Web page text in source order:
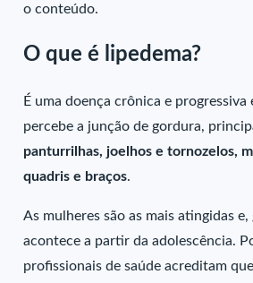
o conteúdo.
O que é lipedema?
É uma doença crônica e progressiva
percebe a junção de gordura,
panturrilhas, joelhos e tornozelos,
quadris e braços.
As mulheres são as mais atingidas e,
acontece a partir da adolescência.
profissionais de saúde acreditam